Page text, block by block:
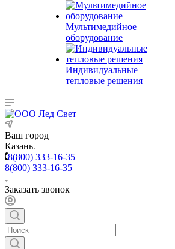
Мультимедийное
оборудование
Индивидуальные
тепловые решения
Ваш город
Казань
8(800) 333-16-35
8(800) 333-16-35
Заказать звонок